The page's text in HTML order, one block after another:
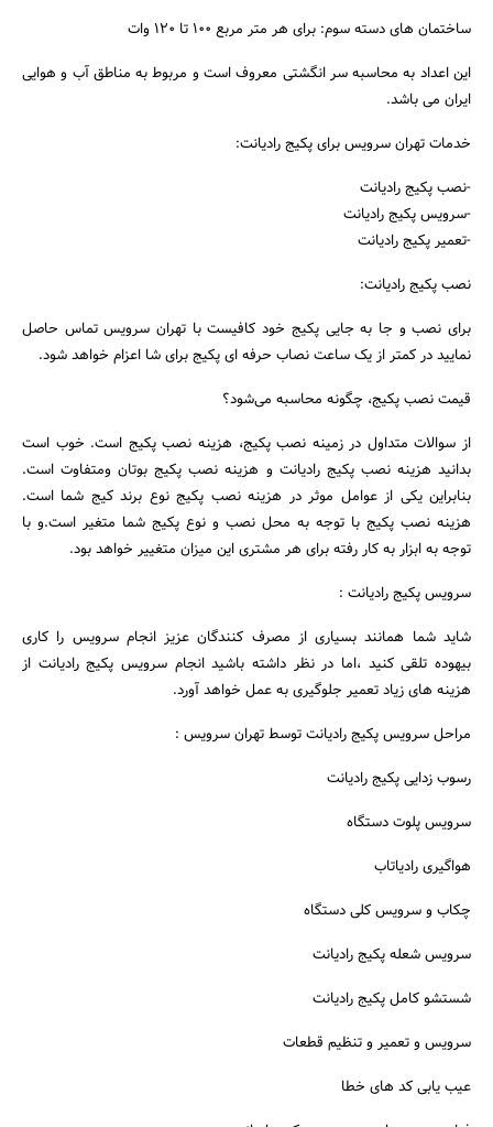
ساختمان های دسته سوم: برای هر متر مربع 100 تا 120 وات
این اعداد به محاسبه سر انگشتی معروف است و مربوط به مناطق آب و هوایی
ایران می باشد.
خدمات تهران سرویس برای پکیج رادیانت:
-نصب پکیج رادیانت
-سرویس پکیج رادیانت
-تعمیر پکیج رادیانت
نصب پکیج رادیانت:
برای نصب و جا به جایی پکیج خود کافیست با تهران سرویس تماس حاصل
نمایید در کمتر از یک ساعت نصاب حرفه ای پکیج برای شا اعزام خواهد شود.
قیمت نصب پکیج، چگونه محاسبه می‌شود؟
از سوالات متداول در زمینه نصب پکیج، هزینه نصب پکیج است. خوب است
بدانید هزینه نصب پکیج رادیانت و هزینه نصب پکیج بوتان ومتفاوت است.
بنابراین یکی از عوامل موثر در هزینه نصب پکیج نوع برند کیج شما است.
هزینه نصب پکیج با توجه به محل نصب و نوع پکیج شما متغیر است.و با
توجه به ابزار به کار رفته برای هر مشتری این میزان متغییر خواهد بود.
سرویس پکیج رادیانت :
شاید شما همانند بسیاری از مصرف کنندگان عزیز انجام سرویس را کاری
بیهوده تلقی کنید ،اما در نظر داشته باشید انجام سرویس پکیج رادیانت از
هزینه های زیاد تعمیر جلوگیری به عمل خواهد آورد.
مراحل سرویس پکیج رادیانت توسط تهران سرویس :
رسوب زدایی پکیج رادیانت
سرویس پلوت دستگاه
هواگیری رادیاتاب
چکاب و سرویس کلی دستگاه
سرویس شعله پکیج رادیانت
شستشو کامل پکیج رادیانت
سرویس و تعمیر و تنظیم قطعات
عیب یابی کد های خطا